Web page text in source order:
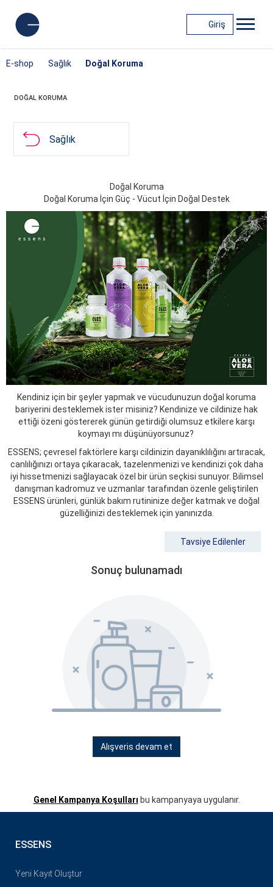
Giriş
E-shop Sağlık Doğal Koruma
DOĞAL KORUMA
Sağlık
Doğal Koruma
Doğal Koruma İçin Güç - Vücut İçin Doğal Destek
Kendiniz için bir şeyler yapmak ve vücudunuzun doğal koruma
bariyerini desteklemek ister misiniz? Kendinize ve cildinize hak
ettiği özeni göstererek günün getirdiği olumsuz etkilere karşı
koymayı mı düşünüyorsunuz?
ESSENS; çevresel faktörlere karşı cildinizin dayanıklılığını artıracak,
canlılığınızı ortaya çıkaracak, tazelenmenizi ve kendinizi çok daha
iyi hissetmenizi sağlayacak özel bir ürün seçkisi sunuyor. Bilimsel
danışman kadromuz ve uzmanlar tarafından özenle geliştirilen
ESSENS ürünleri, günlük bakım rutininize değer katmak ve doğal
güzelliğinizi desteklemek için yanınızda.
Tavsiye Edilenler
Sonuç bulunamadı
Alışveris devam et
Genel Kampanya Koşulları bu kampanyaya uygulanır.
ESSENS
Yeni Kayıt Oluştur